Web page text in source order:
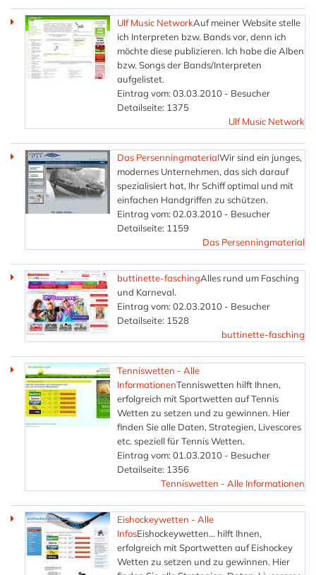
Ulf Music NetworkAuf meiner Website stelle
ich Interpreten bzw. Bands vor, denn ich
möchte diese publizieren. Ich habe die Alben
bzw. Songs der Bands/Interpreten
aufgelistet.
Eintrag vom: 03.03.2010 - Besucher
Detailseite: 1375
Ulf Music Network
Das PersenningmaterialWir sind ein junges,
modernes Unternehmen, das sich darauf
spezialisiert hat, Ihr Schiff optimal und mit
einfachen Handgriffen zu schützen.
Eintrag vom: 02.03.2010 - Besucher
Detailseite: 1159
Das Persenningmaterial
buttinette-faschingAlles rund um Fasching
und Karneval.
Eintrag vom: 02.03.2010 - Besucher
Detailseite: 1528
buttinette-fasching
Tenniswetten - Alle
InformationenTenniswetten hilft Ihnen,
erfolgreich mit Sportwetten auf Tennis
Wetten zu setzen und zu gewinnen. Hier
finden Sie alle Daten, Strategien, Livescores
etc. speziell für Tennis Wetten.
Eintrag vom: 01.03.2010 - Besucher
Detailseite: 1356
Tenniswetten - Alle Informationen
Eishockeywetten - Alle
InfosEishockeywetten... hilft Ihnen,
erfolgreich mit Sportwetten auf Eishockey
Wetten zu setzen und zu gewinnen. Hier